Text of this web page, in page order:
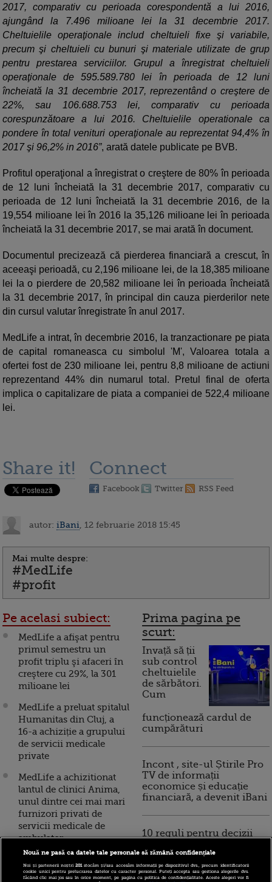
2017, comparativ cu perioada corespondentă a lui 2016,
ajungând la 7.496 milioane lei la 31 decembrie 2017.
Cheltuielile operaţionale includ cheltuieli fixe şi variabile,
precum şi cheltuieli cu bunuri şi materiale utilizate de grup
pentru prestarea serviciilor. Grupul a înregistrat cheltuieli
operaţionale de 595.589.780 lei în perioada de 12 luni
încheiată la 31 decembrie 2017, reprezentând o creştere de
22%, sau 106.688.753 lei, comparativ cu perioada
corespunzătoare a lui 2016. Cheltuielile operationale ca
pondere în total venituri operaţionale au reprezentat 94,4% în
2017 şi 96,2% in 2016”, arată datele publicate pe BVB.
Profitul operaţional a înregistrat o creştere de 80% în perioada
de 12 luni încheiată la 31 decembrie 2017, comparativ cu
perioada de 12 luni încheiată la 31 decembrie 2016, de la
19,554 milioane lei în 2016 la 35,126 milioane lei în perioada
încheiată la 31 decembrie 2017, se mai arată în document.
Documentul precizează că pierderea financiară a crescut, în
aceeaşi perioadă, cu 2,196 milioane lei, de la 18,385 milioane
lei la o pierdere de 20,582 milioane lei în perioada încheiată
la 31 decembrie 2017, în principal din cauza pierderilor nete
din cursul valutar înregistrate în anul 2017.
MedLife a intrat, în decembrie 2016, la tranzactionare pe piata
de capital romaneasca cu simbolul 'M', Valoarea totala a
ofertei fost de 230 milioane lei, pentru 8,8 milioane de actiuni
reprezentand 44% din numarul total. Pretul final de oferta
implica o capitalizare de piata a companiei de 522,4 milioane
lei.
Share it! Connect
Facebook Twitter RSS Feed
autor: iBani , 12 februarie 2018 15:45
Mai multe despre:
#MedLife
#profit
Pe acelasi subiect:
MedLife a afişat pentru
primul semestru un
profit triplu şi afaceri în
creştere cu 29%, la 301
milioane lei
MedLife a preluat spitalul
Humanitas din Cluj, a
16-a achiziție a grupului
de servicii medicale
private
MedLife a achizitionat
lantul de clinici Anima,
unul dintre cei mai mari
furnizori privati de
servicii medicale de
ambulator
cea mai tranzactionata
Prima pagina pe
scurt:
Invață să ții
sub control
cheltuielile
de sărbători.
Cum
funcționează cardul de
cumpărături
Incont , site-ul Știrile Pro
TV de informații
economice și educație
financiară, a devenit iBani
10 reguli pentru decizii
Nouă ne pasă ca datele tale personale să rămână confidențiale
Noi și partenerii noștri201stocăm și/sau accesăm informații pe dispozitivul dvs., precum identificatorii
cookie unici pentru prelucrarea datelor cu caracter personal. Puteți accepta sau gestiona alegerile dvs.
făcând clic mai jos sau în orice moment, pe pagina cu politica de confidențialitate. Aceste alegeri vor fi